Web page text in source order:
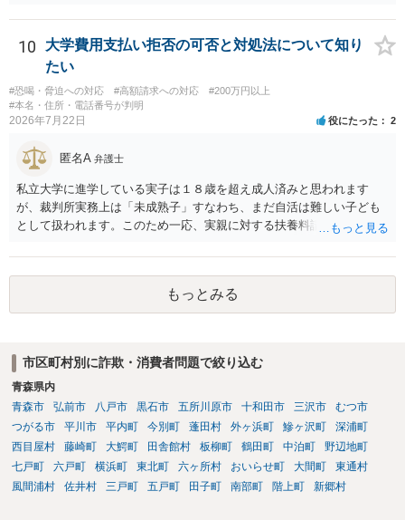
良いかと思います。
はそもそも事案を把握できていないようですので、御相談の案件につ
いては弁護士として能力不足なのかもしれません。相手にしない方が
良いと思います。ただ、仮想通貨詐欺の被害回復は現実的には難しい
かもしれません。
10
大学費用支払い拒否の可否と対処法について知り
たい
#恐喝・脅迫への対応 #高額請求への対応
#200万円以上
#本名・住所・電話番号が判明
2026年7月22日 役にたった 2
匿名A 弁護士
私立大学に進学している実子は１８歳を超え成人済みと思われます
が、裁判所実務上は「未成熟子」すなわち、まだ自活は難しい子ども
として扱われます。このため一応、実親に対する扶養料請求として法
者宛に養育費を支払っており、当該養育費は実子の進学費用の趣旨も
一部含まれています。また、私立大学進学について貴殿が了解したわ
けではないという事情も存在します。 こうした場合には、支払を拒ん
だとしても学費の請求が裁判所によって強制される可能性は低いとい
に伝えるのが良い対処法と思います。
もっとみる
市区町村別に詐欺・消費者問題で絞り込む
青森県内
青森市
弘前市 八戸市 黒石市 五所川原市 十和田市 三沢市
むつ市
つがる市
平川市 平内町 今別町 蓬田村 外ヶ浜町 鰺ヶ沢町
深浦町
西目屋村
藤崎町 大鰐町 田舎館村 板柳町 鶴田町 中泊町
野辺地町
七戸町
六戸町 横浜町 東北町 六ヶ所村 おいらせ町 大間町
東通村
風間浦村
佐井村 三戸町 五戸町 田子町 南部町 階上町 新郷村